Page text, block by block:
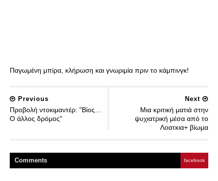
Παγωμένη μπίρα, κλήρωση και γνωριμία πριν το κάμπινγκ!
Next
Μια κριτική ματιά στην
ψυχιατρική μέσα από το
Λοατκια+ βίωμα
Previous
Προβολή ντοκιμαντέρ: "Βίος…
Ο άλλος δρόμος"
Comments facebook